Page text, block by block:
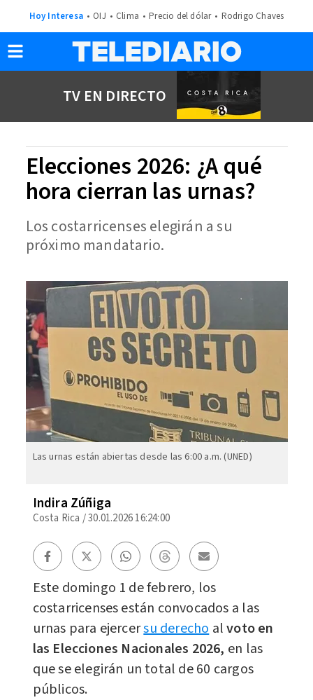
Hoy Interesa OIJ Clima Precio del dólar Rodrigo Chaves
TV EN DIRECTO
Elecciones 2026: ¿A qué
hora cierran las urnas?
Los costarricenses elegirán a su
próximo mandatario.
Las urnas están abiertas desde las 6:00 a.m. (UNED)
Indira Zúñiga
Costa Rica /30.01.2026 16:24:00
Este domingo 1 de febrero, los
costarricenses están convocados a las
urnas para ejercersu derecho alvoto en
las Elecciones Nacionales 2026, en las
que se elegirán un total de 60 cargos
públicos.